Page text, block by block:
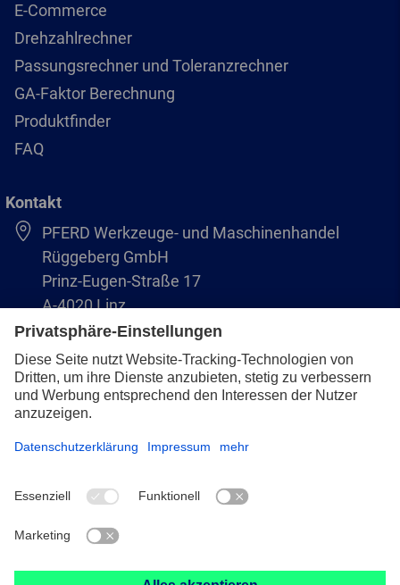
E-Commerce
Drehzahlrechner
Passungsrechner und Toleranzrechner
GA-Faktor Berechnung
Produktfinder
FAQ
Kontakt
PFERD Werkzeuge- und Maschinenhandel
Rüggeberg GmbH
Prinz-Eugen-Straße 17
A-4020 Linz
Austria/Österreich
+43 (732) 79 64 11-0
info@pferd-rueggeberg.at
Datenschutz
AVB